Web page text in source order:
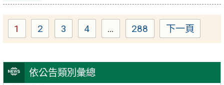
依公告類別彙總
Page
1 Page
2 Page
3 Page
4 ... Page
288 下一頁